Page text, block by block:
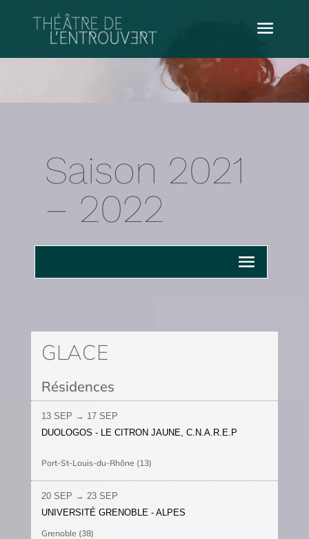
Saison 2021
– 2022
GLACE
Résidences
13 SEP → 17 SEP
DUOLOGOS - LE CITRON JAUNE, C.N.A.R.E.P
Port-St-Louis-du-Rhône (13)
20 SEP → 23 SEP
UNIVERSITÉ GRENOBLE - ALPES
Grenoble (38)